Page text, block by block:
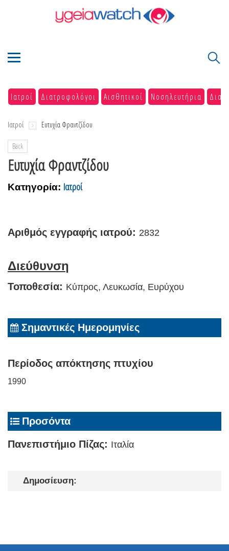
Ιατροί Διατροφολόγοι Αισθητικοί Νοσηλευτήρια
Ιατροί Ευτυχία Φραντζίδου
Back
Ευτυχία Φραντζίδου
Κατηγορία: Ιατροί
Αριθμός εγγραφής ιατρού: 2832
Διεύθυνση
Τοποθεσία: Κύπρος, Λευκωσία, Ευρύχου
Σημαντικές Ημερομηνίες
Περίοδος απόκτησης πτυχίου
1990
Προσόντα
Πανεπιστήμιο Πίζας: Ιταλία
Δημοσίευση: